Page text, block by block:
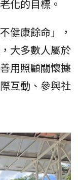
化的目標。
健康餘命」，
大多數人屬於
用照顧關懷據
互動、參與社